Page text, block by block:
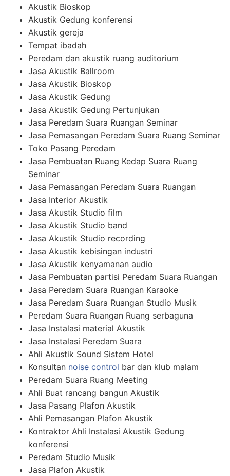
Akustik Bioskop
Akustik Gedung konferensi
Akustik gereja
Tempat ibadah
Peredam dan akustik ruang auditorium
Jasa Akustik Ballroom
Jasa Akustik Bioskop
Jasa Akustik Gedung
Jasa Akustik Gedung Pertunjukan
Jasa Peredam Suara Ruangan Seminar
Jasa Pemasangan Peredam Suara Ruang Seminar
Toko Pasang Peredam
Jasa Pembuatan Ruang Kedap Suara Ruang
Seminar
Jasa Pemasangan Peredam Suara Ruangan
Jasa Interior Akustik
Jasa Akustik Studio film
Jasa Akustik Studio band
Jasa Akustik Studio recording
Jasa Akustik kebisingan industri
Jasa Akustik kenyamanan audio
Jasa Pembuatan partisi Peredam Suara Ruangan
Jasa Peredam Suara Ruangan Karaoke
Jasa Peredam Suara Ruangan Studio Musik
Peredam Suara Ruangan Ruang serbaguna
Jasa Instalasi material Akustik
Jasa Instalasi Peredam Suara
Ahli Akustik Sound Sistem Hotel
Konsultan noise control bar dan klub malam
Peredam Suara Ruang Meeting
Ahli Buat rancang bangun Akustik
Jasa Pasang Plafon Akustik
Ahli Pemasangan Plafon Akustik
Kontraktor Ahli Instalasi Akustik Gedung
konferensi
Peredam Studio Musik
Jasa Plafon Akustik